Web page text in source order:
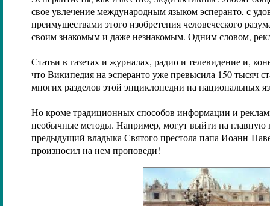
свое увлечение международным языком эсперанто, с
преимуществами этого изобретения человеческого
своим знакомым и даже незнакомым. Одним словом,
Статьи в газетах и журналах, радио и телевидение и,
что Википедия на эсперанто уже превысила 150 тысяч
многих разделов этой энциклопедии на национальных
Но кроме традиционных способов информации и
необычные методы. Например, могут выйти на главную
предыдущий владыка Святого престола папа Иоанн-
произносил на нем проповеди!